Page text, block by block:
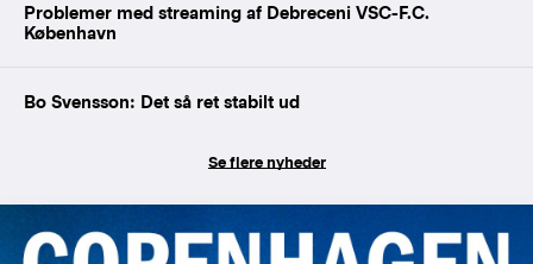
Problemer med streaming af Debreceni VSC-F.C.
København
Bo Svensson: Det så ret stabilt ud
Se flere nyheder